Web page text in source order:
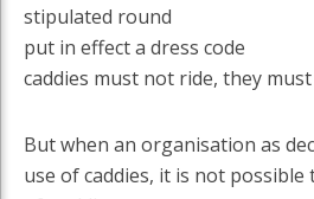
stipulated round
put in effect a dress code
caddies must not ride, they
But when an organisation as
use of caddies, it is not